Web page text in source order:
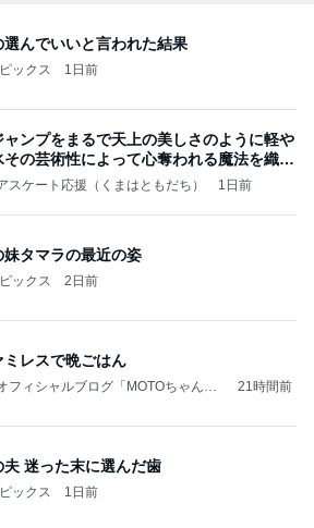
選んでいいと言われた結果
ックス 1日前
ャンプをまるで天上の美しさのように軽や
その芸術性によって心奪われる魔法を織り
スケート応援（くまはともだち） 1日前
妹タマラの最近の姿
ックス 2日前
ミレスで晩ごはん
フィシャルブログ「MOTOちゃんと
21時間前
夫 迷った末に選んだ歯
ックス 1日前